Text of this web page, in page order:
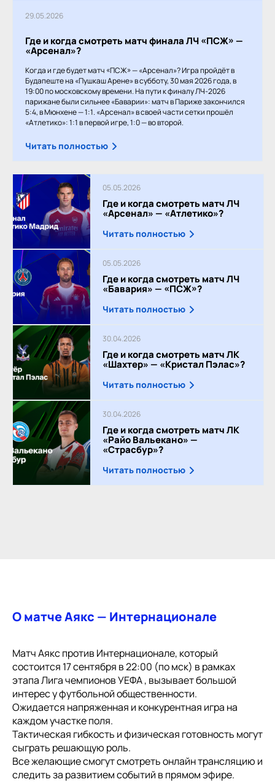
29.05.2026
Где и когда смотреть матч финала ЛЧ «ПСЖ» —
«Арсенал»?
Когда и где будет матч «ПСЖ» — «Арсенал»? Игра пройдёт в
Будапеште на «Пушкаш Арене» в субботу, 30 мая 2026 года, в
19:00 по московскому времени. На пути к финалу ЛЧ-2026
парижане были сильнее «Баварии»: матч в Париже закончился
5:4, в Мюнхене — 1:1. «Арсенал» в своей части сетки прошёл
«Атлетико»: 1:1 в первой игре, 1:0 — во второй.
Читать полностью
05.05.2026
Где и когда смотреть матч ЛЧ
«Арсенал» — «Атлетико»?
Читать полностью
05.05.2026
Где и когда смотреть матч ЛЧ
«Бавария» — «ПСЖ»?
Читать полностью
30.04.2026
Где и когда смотреть матч ЛК
«Шахтер» — «Кристал Пэлас»?
Читать полностью
30.04.2026
Где и когда смотреть матч ЛК
«Райо Вальекано» —
«Страсбур»?
Читать полностью
О матче Аякс — Интернационале
Матч Аякс против Интернационале, который
состоится 17 сентября в 22:00 (по мск) в рамках
этапа Лига чемпионов УЕФА , вызывает большой
интерес у футбольной общественности.
Ожидается напряженная и конкурентная игра на
каждом участке поля.
Тактическая гибкость и физическая готовность могут
сыграть решающую роль.
Все желающие смогут смотреть онлайн трансляцию и
следить за развитием событий в прямом эфире.